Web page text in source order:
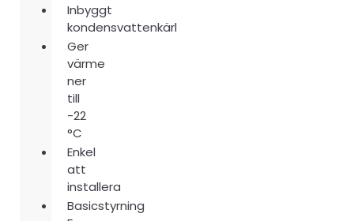
Inbyggt
kondensvattenkärl
Ger
värme
ner
till
-22
°C
Enkel
att
installera
Basicstyrning